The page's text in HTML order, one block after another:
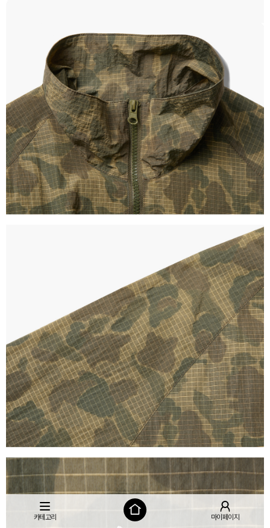
카테고리 마이페이지